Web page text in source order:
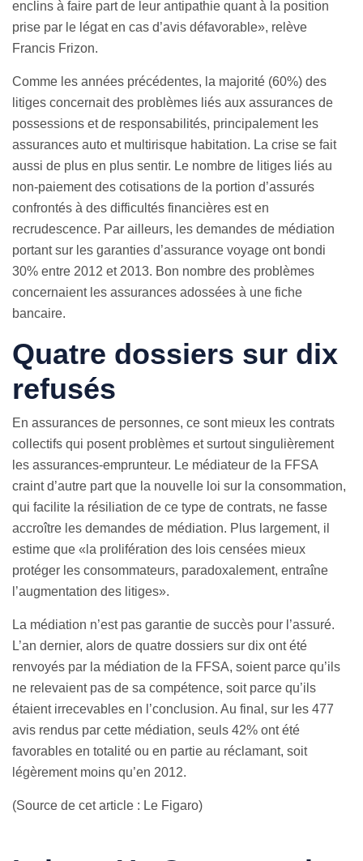
enclins à faire part de leur antipathie quant à la position
prise par le légat en cas d’avis défavorable», relève
Francis Frizon.
Comme les années précédentes, la majorité (60%) des
litiges concernait des problèmes liés aux assurances de
possessions et de responsabilités, principalement les
assurances auto et multirisque habitation. La crise se fait
aussi de plus en plus sentir. Le nombre de litiges liés au
non-paiement des cotisations de la portion d’assurés
confrontés à des difficultés financières est en
recrudescence. Par ailleurs, les demandes de médiation
portant sur les garanties d’assurance voyage ont bondi
30% entre 2012 et 2013. Bon nombre des problèmes
concernaient les assurances adossées à une fiche
bancaire.
Quatre dossiers sur dix
refusés
En assurances de personnes, ce sont mieux les contrats
collectifs qui posent problèmes et surtout singulièrement
les assurances-emprunteur. Le médiateur de la FFSA
craint d’autre part que la nouvelle loi sur la consommation,
qui facilite la résiliation de ce type de contrats, ne fasse
accroître les demandes de médiation. Plus largement, il
estime que «la prolifération des lois censées mieux
protéger les consommateurs, paradoxalement, entraîne
l’augmentation des litiges».
La médiation n’est pas garantie de succès pour l’assuré.
L’an dernier, alors de quatre dossiers sur dix ont été
renvoyés par la médiation de la FFSA, soient parce qu’ils
ne relevaient pas de sa compétence, soit parce qu’ils
étaient irrecevables en l’conclusion. Au final, sur les 477
avis rendus par cette médiation, seuls 42% ont été
favorables en totalité ou en partie au réclamant, soit
légèrement moins qu’en 2012.
(Source de cet article : Le Figaro)